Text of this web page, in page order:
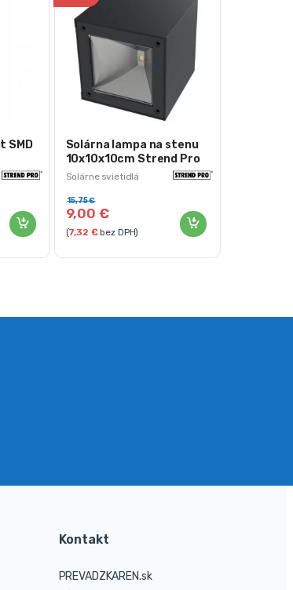
SMD
Solárne svietidlá
Solárna lampa na stenu
10x10x10cm Strend Pro
9,00 €
15,75€
(7,32 €bez DPH)
Kontakt
PREVADZKAREN.sk